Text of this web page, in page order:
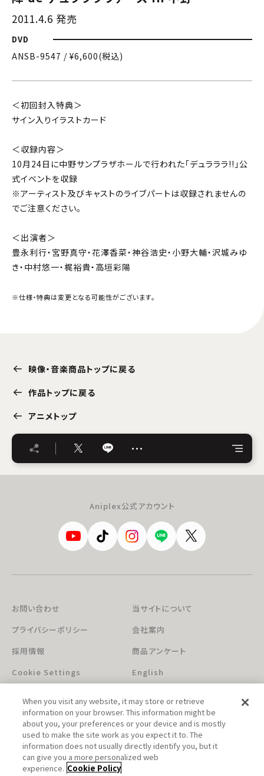
2011.4.6 発売
DVD
ANSB-9547 / ¥6,600(税込)
＜初回封入特典＞
サイン入りイラストカード
＜収録内容＞
10月24日に中野サンプラザホールで行われた「デュラララ!!」公
式イベントを収録
※アーティスト及びキャストのライブパートは収録されませんの
でご注意ください。
＜出演者＞
豊永利行・宮野真守・花澤香菜・神谷浩史・小野大輔・沢城みゆ
き・中村悠一・梶裕貴・高垣彩陽
※仕様・特典は変更となる可能性がございます。
映像・音楽商品トップに戻る
作品トップに戻る
アニメトップ
…
Aniplex公式アカウント
お問い合わせ
当サイトについて
プライバシーポリシー
会社案内
採用情報
商品アンケート
Cookie Settings
English
このホームページに掲載されている著作物の無断利用を禁じます。
When you visit any website, it may store or retrieve
information on your browser. This information might be
about you, your preferences or your device and is mostly
used to make the site work as you expect it to. The
information does not usually directly identify you, but it
can give you a more personalized web
experience. Cookie Policy